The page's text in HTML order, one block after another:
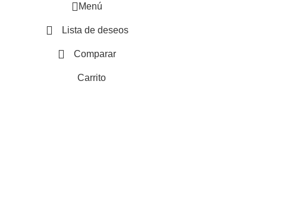
Menú
Lista de deseos
Comparar
Carrito